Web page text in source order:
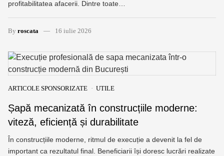
profitabilitatea afacerii. Dintre toate…
By roscata 16 iulie 2026
ARTICOLE SPONSORIZATE UTILE
Șapă mecanizată în construcțiile moderne:
viteză, eficiență și durabilitate
În construcțiile moderne, ritmul de execuție a devenit la fel de
important ca rezultatul final. Beneficiarii își doresc lucrări realizate